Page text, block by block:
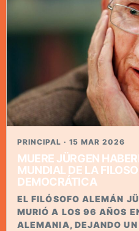
PRINCIPAL · 15 MAR 2026
MUERE JÜRGEN
MUNDIAL DE LA
DEMOCRÁTICA
EL FILÓSOFO ALEMÁN
MURIÓ A LOS 96 AÑOS
ALEMANIA, DEJANDO